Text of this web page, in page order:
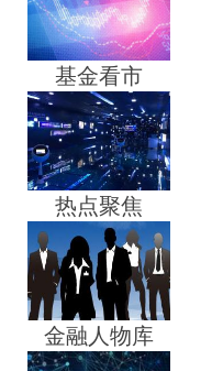
基金看市
热点聚焦
金融人物库